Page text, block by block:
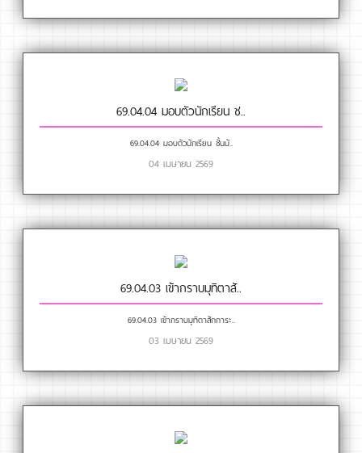
69.04.04 มอบตัวนักเรียน ช..
69.04.04 มอบตัวนักเรียน ชั้นมั..
04 เมษายน 2569
69.04.03 เข้ากราบมุทิตาสั..
69.04.03 เข้ากราบมุทิตาสักการะ..
03 เมษายน 2569